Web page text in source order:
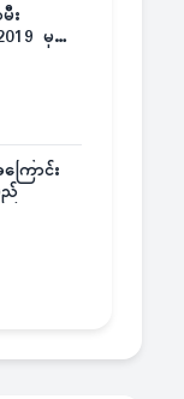
း
မှ
ောင်း
ည်